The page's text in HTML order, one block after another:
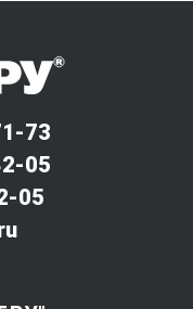
73
05
05